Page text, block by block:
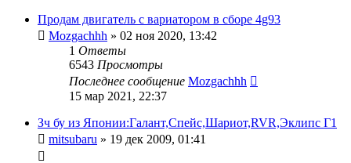
Продам двигатель с вариатором в сборе 4g93
Mozgachhh » 02 ноя 2020, 13:42
1 Ответы
6543 Просмотры
Последнее сообщение Mozgachhh
15 мар 2021, 22:37
Зч бу из Японии:Галант,Спейс,Шариот,RVR,Эклипс Г1
mitsubaru » 19 дек 2009, 01:41